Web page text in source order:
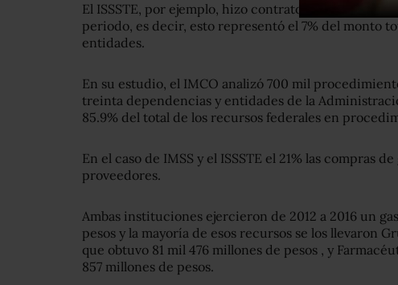
El ISSSTE, por ejemplo, hizo contratos por 147 mil
periodo, es decir, esto representó el 7% del monto
entidades.
En su estudio, el IMCO analizó 700 mil
treinta dependencias y entidades de la
85.9% del total de los recursos federales en
En el caso de IMSS y el ISSSTE el 21% las compras
proveedores.
Ambas instituciones ejercieron de 2012 a 2016 un
pesos y la mayoría de esos recursos se los llevaron
que obtuvo 81 mil 476 millones de pesos , y
857 millones de pesos.